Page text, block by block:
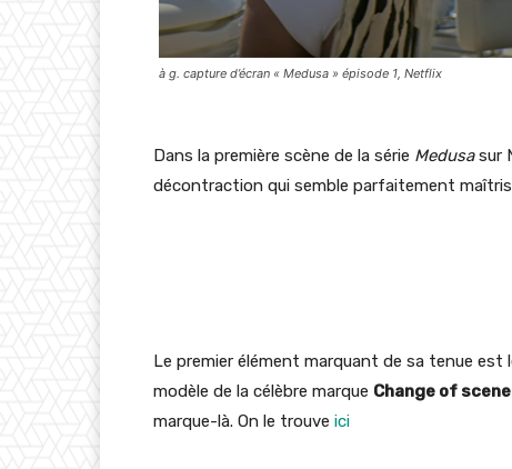
à g. capture d’écran « Medusa » épisode 1, Netflix
Dans la première scène de la série Medusasur
décontraction qui semble parfaitement
Le premier élément marquant de sa tenue est
modèle de la célèbre marque Change of
marque-là. On le trouve ici